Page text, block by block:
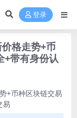
登录
格走势+币
+带有身份认